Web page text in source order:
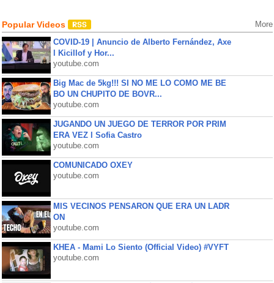
Popular Videos More
COVID-19 | Anuncio de Alberto Fernández, Axe
l Kicillof y Hor...
youtube.com
Big Mac de 5kg!!! SI NO ME LO COMO ME BE
BO UN CHUPITO DE BOVR...
youtube.com
JUGANDO UN JUEGO DE TERROR POR PRIM
ERA VEZ l Sofia Castro
youtube.com
COMUNICADO OXEY
youtube.com
MIS VECINOS PENSARON QUE ERA UN LADR
ON
youtube.com
KHEA - Mami Lo Siento (Official Video) #VYFT
youtube.com